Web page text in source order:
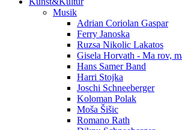
Musik
Adrian Coriolan Gaspar
Ferry Janoska
Ruzsa Nikolic Lakatos
Gisela Horvath - Ma rov,
Hans Samer Band
Harri Stojka
Joschi Schneeberger
Koloman Polak
Moša Šišic
Romano Rath